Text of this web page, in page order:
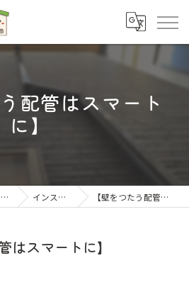
配管はスマート
に】
大阪府大東市のリフォームならすまいりー インスタグラム 【壁をつたう配管はスマートに】
はスマートに】